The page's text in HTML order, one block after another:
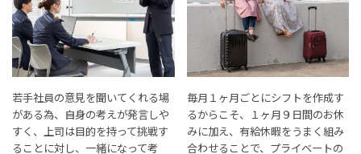
若手社員の意見を聞いてくれる場
がある為、自身の考えが発言しや
すく、上司は目的を持って挑戦す
ることに対し、一緒になって考
毎月１ヶ月ごとにシフトを作成す
るからこそ、１ヶ月９日間のお休
みに加え、有給休暇をうまく組み
合わせることで、プライベートの